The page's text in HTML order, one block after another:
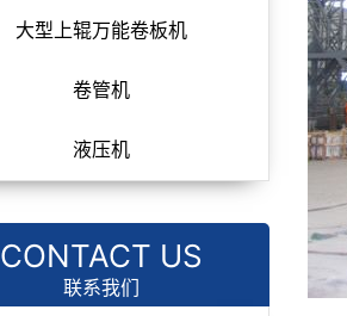
大型上辊万能卷板机
卷管机
液压机
CONTACT US
联系我们